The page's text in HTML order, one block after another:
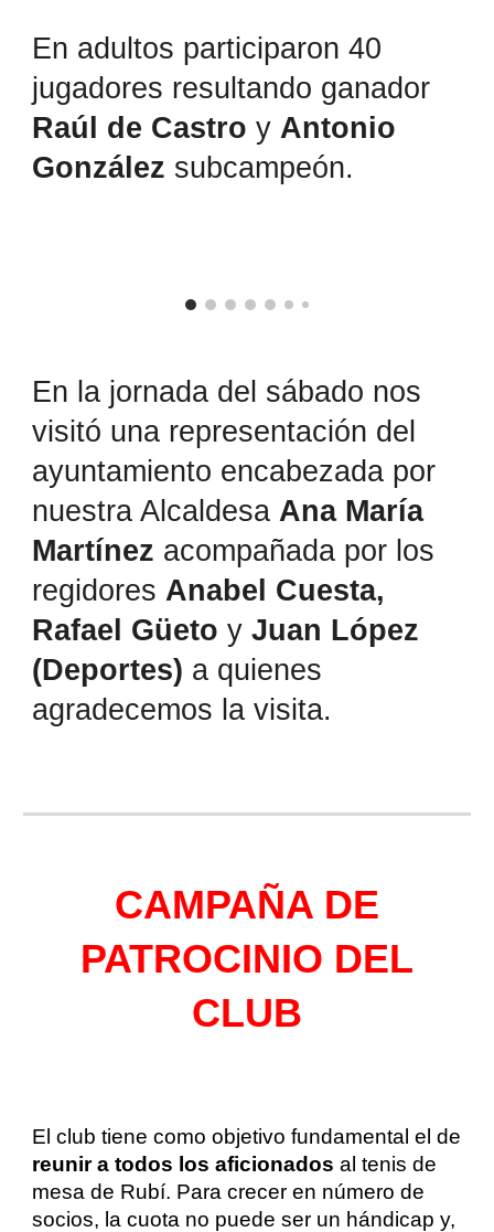
En adultos participaron 40
jugadores resultando ganador
Raúl de Castro yAntonio
González subcampeón.
En la jornada del sábado nos
visitó una representación del
ayuntamiento encabezada por
nuestra AlcaldesaAna María
Martínez acompañada por los
regidoresAnabel Cuesta,
Rafael GüetoyJuan López
(Deportes) a quienes
agradecemos la visita.
CAMPAÑA DE
PATROCINIO DEL
CLUB
El club tiene como objetivo fundamental el de
reunir a todos los aficionados al tenis de
mesa de Rubí. Para crecer en número de
socios, la cuota no puede ser un hándicap y,